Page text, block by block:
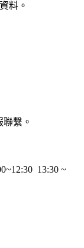
料。
繫。
13:30 ~